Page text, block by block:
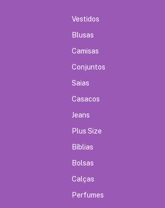
Vestidos
Blusas
Camisas
Conjuntos
Saias
Casacos
Jeans
Plus Size
Bíblias
Bolsas
Calças
Perfumes